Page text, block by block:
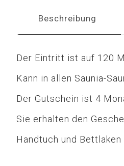
Beschreibung
Der Eintritt ist auf 120
Kann in allen Saunia-
Der Gutschein ist 4
Sie erhalten den
Handtuch und